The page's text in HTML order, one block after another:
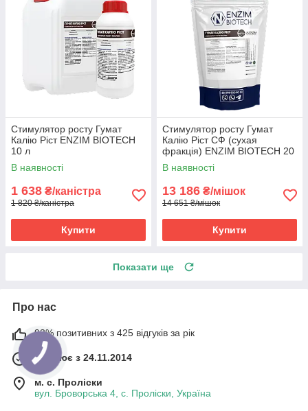
Стимулятор росту Гумат
Калію Ріст ENZIM BIOTECH
10 л
В наявності
1 638 ₴/каністра
1 820 ₴/каністра
Купити
Стимулятор росту Гумат
Калію Ріст СФ (сухая
фракція) ENZIM BIOTECH 20
кг
В наявності
13 186 ₴/мішок
14 651 ₴/мішок
Купити
Показати ще
Про нас
93% позитивних з 425 відгуків за рік
Працює з 24.11.2014
м. с. Проліски
вул. Броворська 4, с. Проліски, Україна